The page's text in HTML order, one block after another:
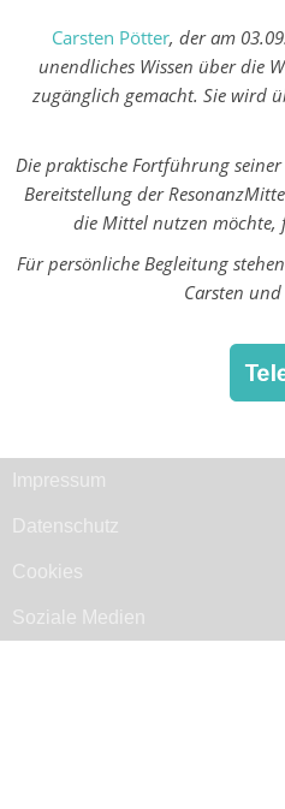
Carsten Pötter, der am
unendliches Wissen über die
zugänglich gemacht. Sie wird
Die praktische Fortführung
Bereitstellung der
die Mittel nutzen
Für persönliche Begleitung
Carsten
Impressum
Datenschutz
Cookies
Soziale Medien